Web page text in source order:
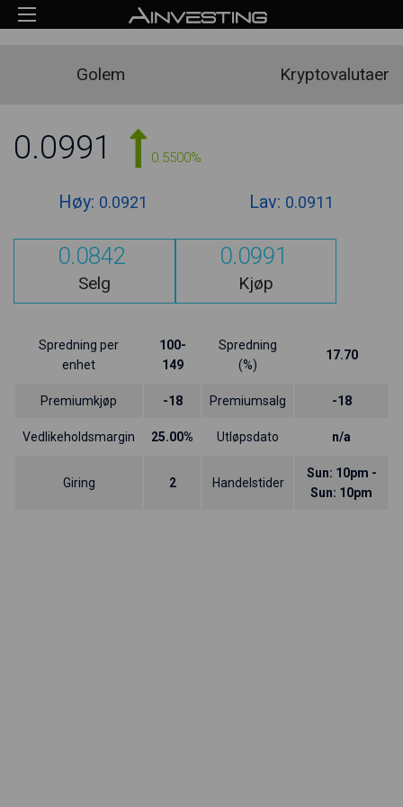
Golem Kryptovalutaer
0.0991 0.5500%
Høy: 0.0921 Lav: 0.0911
0.0842
Selg
0.0991
Kjøp
Spredning per
enhet
100-
149
Spredning
(%)
17.70
Premiumkjøp -18 Premiumsalg -18
Vedlikeholdsmargin 25.00% Utløpsdato n/a
Giring 2 Handelstider
Sun: 10pm -
Sun: 10pm